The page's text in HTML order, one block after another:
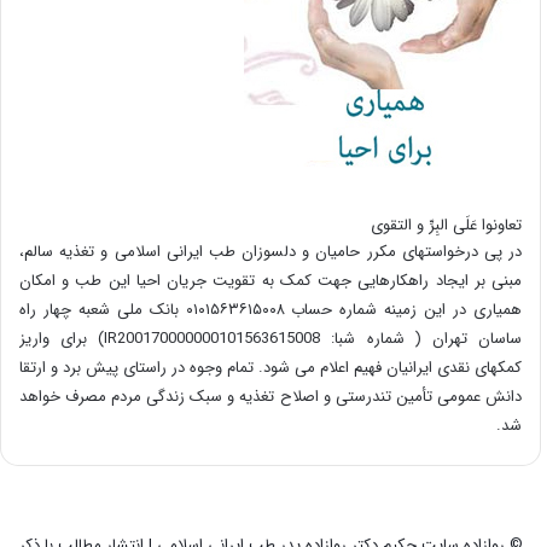
تعاونوا عَلَی البِرِّ و التقوی
در پی درخواستهای مکرر حامیان و دلسوزان طب ایرانی اسلامی و تغذیه سالم،
مبنی بر ایجاد راهکارهایی جهت کمک به تقویت جریان احیا این طب و امکان
همیاری در این زمینه شماره حساب ۰۱۰۱۵۶۳۶۱۵۰۰۸ بانک ملی شعبه چهار راه
ساسان تهران ( شماره شبا: IR200170000000101563615008) برای واریز
کمکهای نقدی ایرانیان فهیم اعلام می شود. تمام وجوه در راستای پیش برد و ارتقا
دانش عمومی تأمین تندرستی و اصلاح تغذیه و سبک زندگی مردم مصرف خواهد
شد.